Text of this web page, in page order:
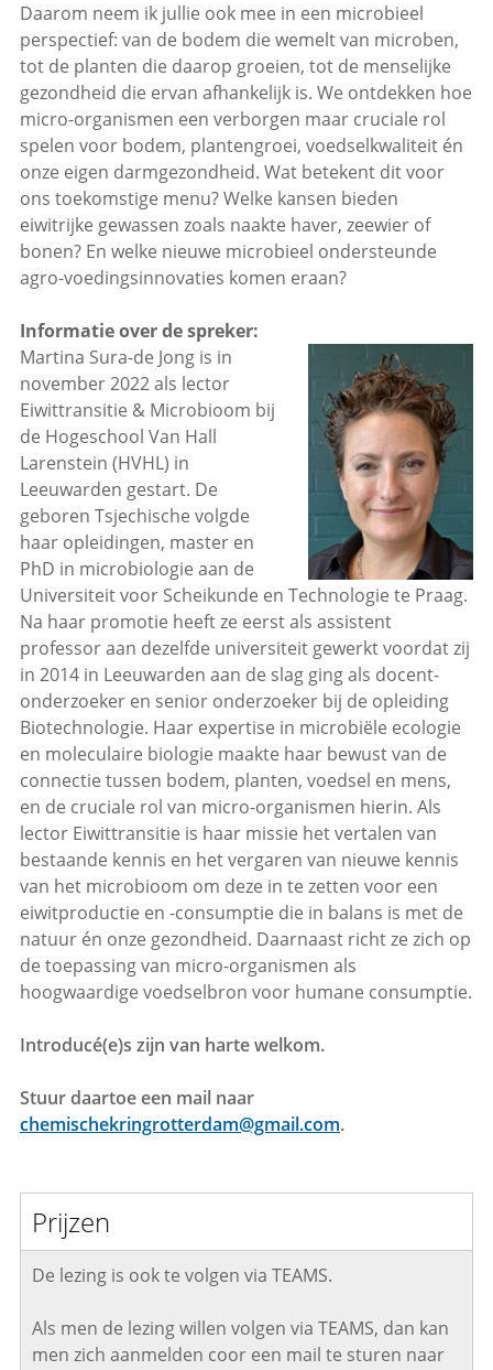
Daarom neem ik jullie ook mee in een microbieel
perspectief: van de bodem die wemelt van microben,
tot de planten die daarop groeien, tot de menselijke
gezondheid die ervan afhankelijk is. We ontdekken hoe
micro-organismen een verborgen maar cruciale rol
spelen voor bodem, plantengroei, voedselkwaliteit én
onze eigen darmgezondheid. Wat betekent dit voor
ons toekomstige menu? Welke kansen bieden
eiwitrijke gewassen zoals naakte haver, zeewier of
bonen? En welke nieuwe microbieel ondersteunde
agro-voedingsinnovaties komen eraan?
Informatie over de spreker:
Martina Sura-de Jong is in
november 2022 als lector
Eiwittransitie & Microbioom bij
de Hogeschool Van Hall
Larenstein (HVHL) in
Leeuwarden gestart. De
geboren Tsjechische volgde
haar opleidingen, master en
PhD in microbiologie aan de
Universiteit voor Scheikunde en Technologie te Praag.
Na haar promotie heeft ze eerst als assistent
professor aan dezelfde universiteit gewerkt voordat zij
in 2014 in Leeuwarden aan de slag ging als docent-
onderzoeker en senior onderzoeker bij de opleiding
Biotechnologie. Haar expertise in microbiële ecologie
en moleculaire biologie maakte haar bewust van de
connectie tussen bodem, planten, voedsel en mens,
en de cruciale rol van micro-organismen hierin. Als
lector Eiwittransitie is haar missie het vertalen van
bestaande kennis en het vergaren van nieuwe kennis
van het microbioom om deze in te zetten voor een
eiwitproductie en -consumptie die in balans is met de
natuur én onze gezondheid. Daarnaast richt ze zich op
de toepassing van micro-organismen als
hoogwaardige voedselbron voor humane consumptie.
Introducé(e)s zijn van harte welkom.
Stuur daartoe een mail naar
chemischekringrotterdam@gmail.com.
Prijzen
De lezing is ook te volgen via TEAMS.
Als men de lezing willen volgen via TEAMS, dan kan
men zich aanmelden coor een mail te sturen naar